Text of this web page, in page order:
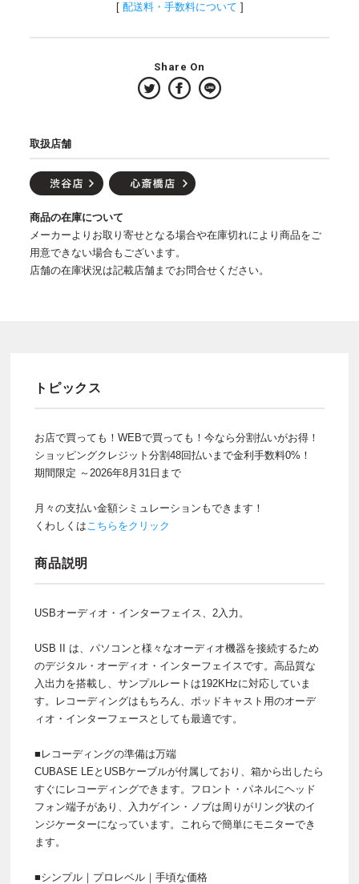
[ 配送料・手数料について ]
Share On
取扱店舗
商品の在庫について
メーカーよりお取り寄せとなる場合や在庫切れにより商品をご
用意できない場合もございます。
店舗の在庫状況は記載店舗までお問合せください。
トピックス
お店で買っても！WEBで買っても！今なら分割払いがお得！
ショッピングクレジット分割48回払いまで金利手数料0%！
期間限定 ～2026年8月31日まで
月々の支払い金額シミュレーションもできます！
くわしくはこちらをクリック
商品説明
USBオーディオ・インターフェイス、2入力。
USB II は、パソコンと様々なオーディオ機器を接続するため
のデジタル・オーディオ・インターフェイスです。高品質な
入出力を搭載し、サンプルレートは192KHzに対応していま
す。レコーディングはもちろん、ポッドキャスト用のオーデ
ィオ・インターフェースとしても最適です。
■レコーディングの準備は万端
CUBASE LEとUSBケーブルが付属しており、箱から出したら
すぐにレコーディングできます。フロント・パネルにヘッド
フォン端子があり、入力ゲイン・ノブは周りがリング状のイ
ンジケーターになっています。これらで簡単にモニターでき
ます。
■シンプル｜プロレベル｜手頃な価格